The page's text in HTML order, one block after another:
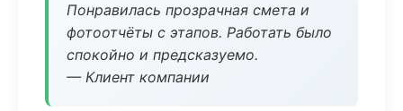
Понравилась прозрачная смета и
фотоотчёты с этапов. Работать было
спокойно и предсказуемо.
— Клиент компании